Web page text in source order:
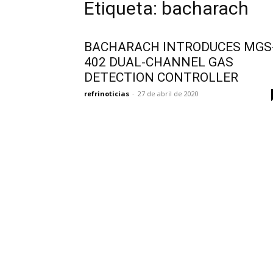
Etiqueta: bacharach
BACHARACH INTRODUCES
402 DUAL-CHANNEL GAS
DETECTION CONTROLLER
refrinoticias - 27 de abril de 2020